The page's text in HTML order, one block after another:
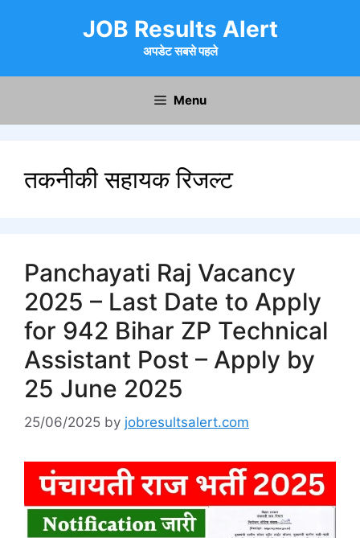
JOB Results Alert
अपडेट सबसे पहले
Menu
तकनीकी सहायक रिजल्ट
Panchayati Raj Vacancy
2025 – Last Date to Apply
for 942 Bihar ZP Technical
Assistant Post – Apply by
25 June 2025
25/06/2025 by jobresultsalert.com